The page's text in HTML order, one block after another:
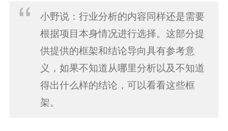
小野说：行业分析的内容同样还是需要
根据项目本身情况进行选择。这部分提
供提供的框架和结论导向具有参考意
义，如果不知道从哪里分析以及不知道
得出什么样的结论，可以看看这些框
架。